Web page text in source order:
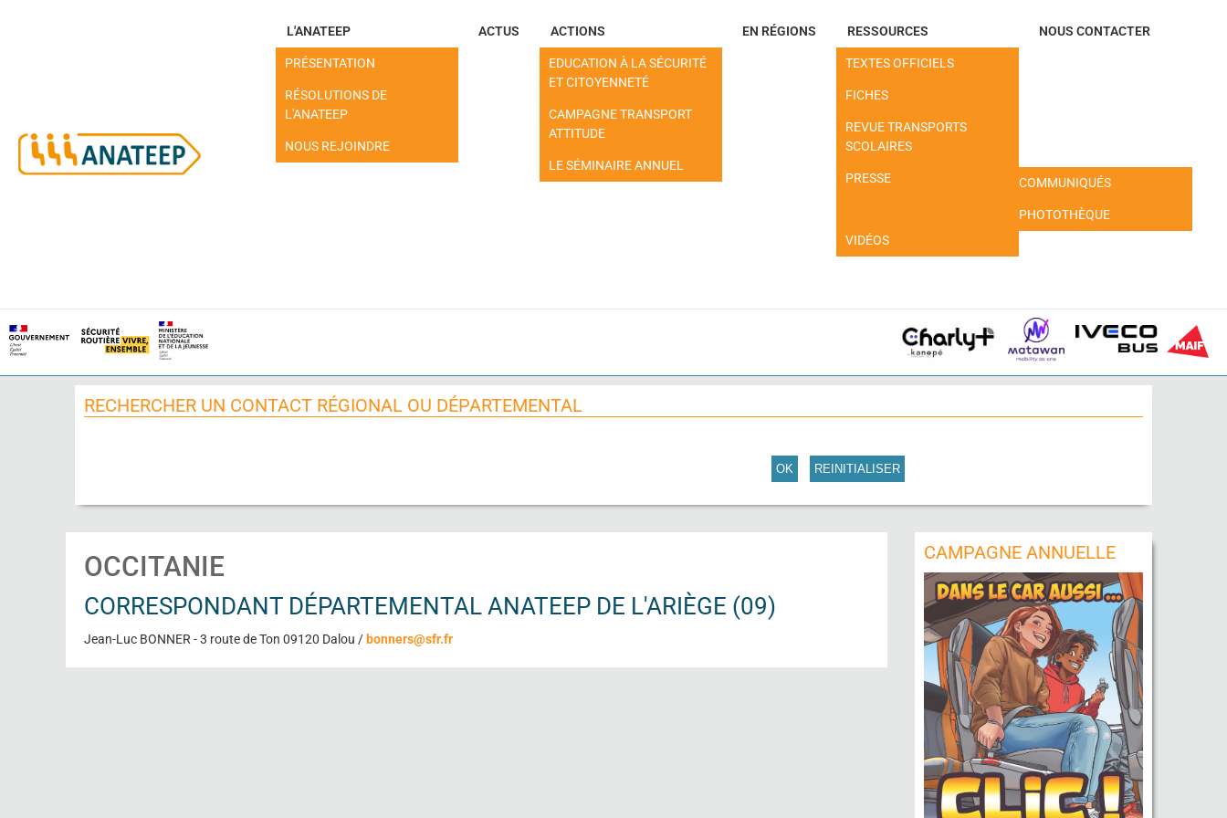
L'ANATEEP
PRÉSENTATION
RÉSOLUTIONS DE
L'ANATEEP
NOUS REJOINDRE
ACTUS ACTIONS
EDUCATION À LA SÉCURITÉ
ET CITOYENNETÉ
CAMPAGNE TRANSPORT
ATTITUDE
LE SÉMINAIRE ANNUEL
EN RÉGIONS RESSOURCES
TEXTES OFFICIELS
FICHES
REVUE TRANSPORTS
SCOLAIRES
PRESSE COMMUNIQUÉS
PHOTOTHÈQUE
VIDÉOS
NOUS CONTACTER
RECHERCHER UN CONTACT RÉGIONAL OU DÉPARTEMENTAL
OK REINITIALISER
OCCITANIE
CORRESPONDANT DÉPARTEMENTAL ANATEEP DE L'ARIÈGE (09)
Jean-Luc BONNER - 3 route de Ton 09120 Dalou / bonners@sfr.fr
CAMPAGNE ANNUELLE